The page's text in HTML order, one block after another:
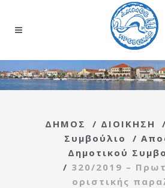
ΔΗΜΟΣ / ΔΙΟΙΚΗΣΗ /
Συμβούλιο
/
Δημοτικού
/ 320/2019 –
οριστικής